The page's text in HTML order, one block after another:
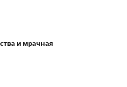
и мрачная